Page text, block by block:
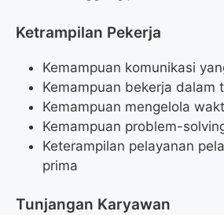
Ketrampilan Pekerja
Kemampuan komunikasi
Kemampuan bekerja dalam
Kemampuan mengelola
Kemampuan problem-
Keterampilan pelayanan
prima
Tunjangan Karyawan